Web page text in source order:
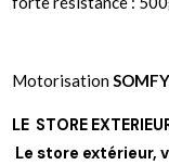
MotorisationSOMFY
LE STORE
Le store extérieur,